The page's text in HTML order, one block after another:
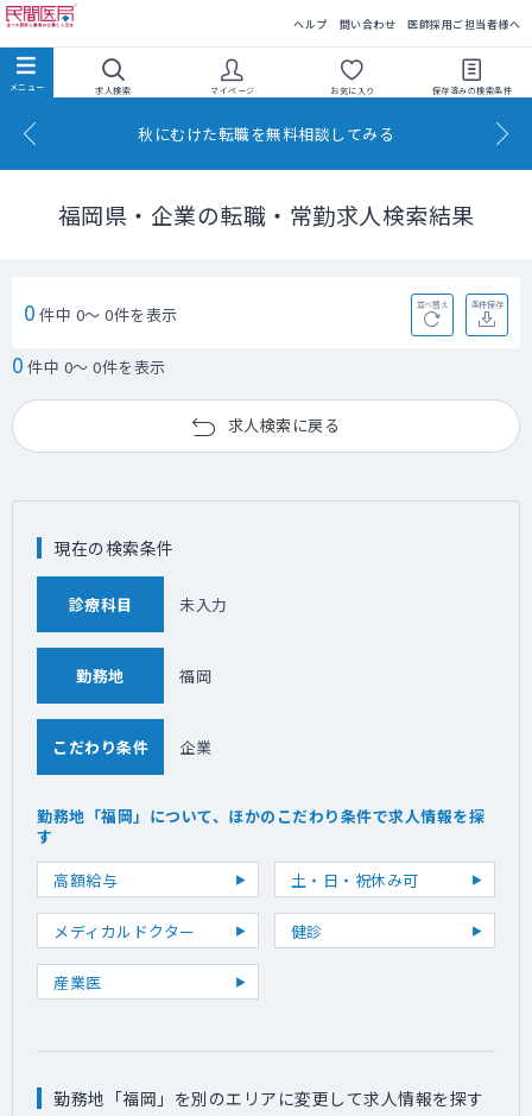
ヘルプ 問い合わせ 医師採用ご担当者様へ
求人検索 マイページ お気に入り 保存済みの検索条件
秋にむけた転職を無料相談してみる
福岡県・企業の転職・常勤求人検索結果
0 件中 0～ 0件を表示 並べ替え 条件保存
0 件中 0～ 0件を表示
求人検索に戻る
現在の検索条件
診療科目 未入力
勤務地 福岡
こだわり条件 企業
勤務地「福岡」について、ほかのこだわり条件で求人情報を探
す
高額給与
土・日・祝休み可
メディカルドクター 健診
産業医
勤務地「福岡」を別のエリアに変更して求人情報を探す